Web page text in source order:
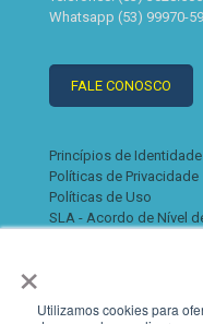
×
Utilizamos cookies para
Whatsapp (53) 99970-
FALE CONOSCO
Princípios de
Políticas de Privacidade
Políticas de Uso
SLA - Acordo de Nível